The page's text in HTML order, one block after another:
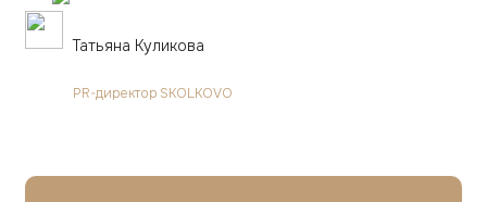
Татьяна Куликова
PR-директор SKOLKOVO